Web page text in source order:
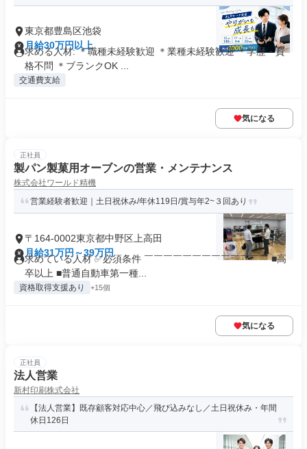
東京都豊島区池袋
月給30万円以上
求める人材: ＊職種未経験歓迎 ＊業種未経験歓迎 ＊学歴・資
格不問 ＊ブランクOK ...
交通費支給
気になる
正社員
製パン製菓用オーブンの営業・メンテナンス
株式会社ワールド精機
営業経験者歓迎｜土日祝休み/年休119日/賞与年2~３回あり
〒164-0002東京都中野区上高田
月給31万円～39万円
求めている人材 ✅必須条件 ￣￣￣￣￣￣￣￣￣￣￣￣￣ ■高
卒以上 ■普通自動車第一種...
資格取得支援あり +15個
気になる
正社員
法人営業
新村印刷株式会社
【法人営業】既存顧客対応中心／飛び込みなし／土日祝休み・年間
休日126日